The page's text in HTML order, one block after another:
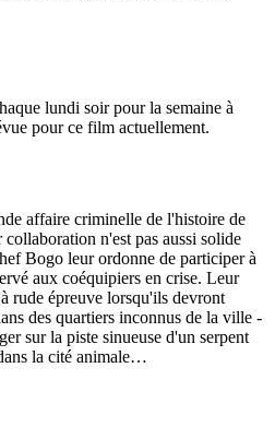
lundi soir pour la semaine à
pour ce film actuellement.
affaire criminelle de l'histoire de
n'est pas aussi solide
Bogo leur ordonne de participer à
aux coéquipiers en crise. Leur
rude épreuve lorsqu'ils devront
des quartiers inconnus de la ville -
sur la piste sinueuse d'un serpent
la cité animale…